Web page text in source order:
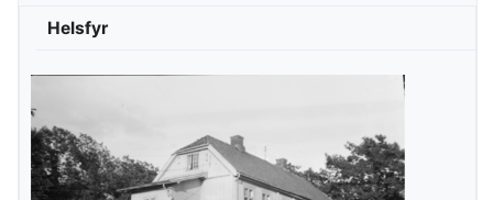
Helsfyr